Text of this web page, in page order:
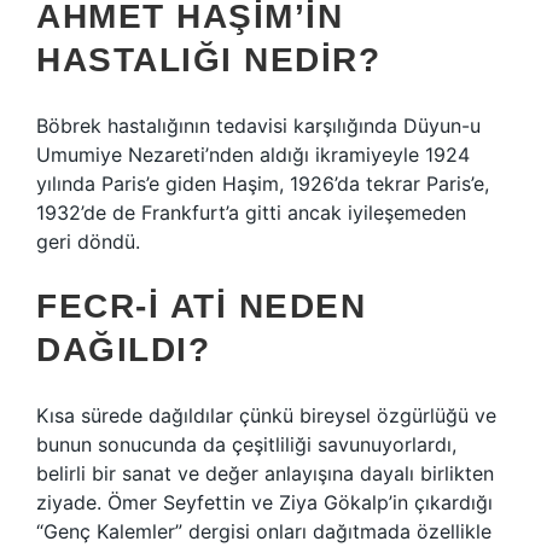
AHMET HAŞIM’IN
HASTALIĞI NEDIR?
Böbrek hastalığının tedavisi karşılığında Düyun-u
Umumiye Nezareti’nden aldığı ikramiyeyle 1924
yılında Paris’e giden Haşim, 1926’da tekrar Paris’e,
1932’de de Frankfurt’a gitti ancak iyileşemeden
geri döndü.
FECR-I ATI NEDEN
DAĞILDI?
Kısa sürede dağıldılar çünkü bireysel özgürlüğü ve
bunun sonucunda da çeşitliliği savunuyorlardı,
belirli bir sanat ve değer anlayışına dayalı birlikten
ziyade. Ömer Seyfettin ve Ziya Gökalp’in çıkardığı
“Genç Kalemler” dergisi onları dağıtmada özellikle